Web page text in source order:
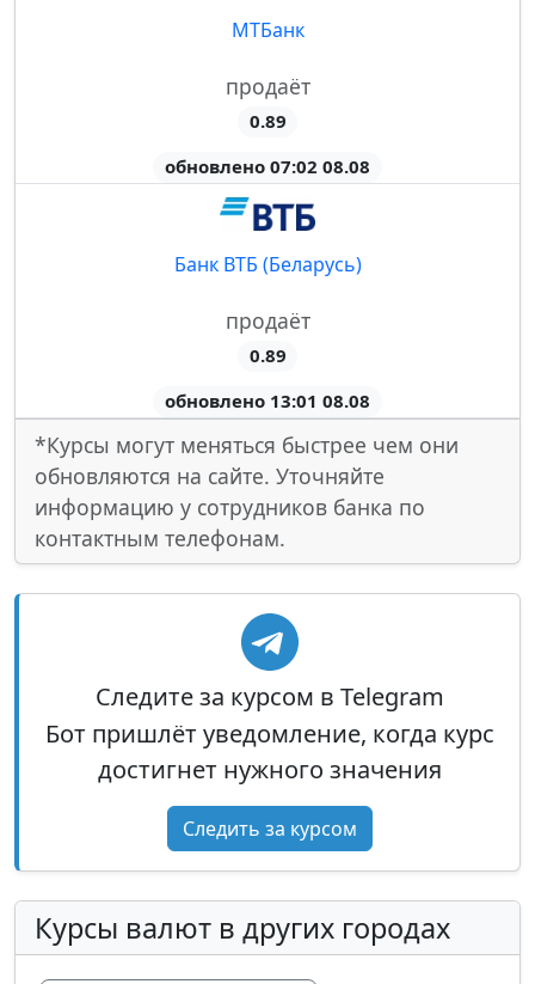
МТБанк
продаёт
0.89
обновлено 07:02 08.08
Банк ВТБ (Беларусь)
продаёт
0.89
обновлено 13:01 08.08
*Курсы могут меняться быстрее чем они
обновляются на сайте. Уточняйте
информацию у сотрудников банка по
контактным телефонам.
Следите за курсом в Telegram
Бот пришлёт уведомление, когда курс
достигнет нужного значения
Следить за курсом
Курсы валют в других городах